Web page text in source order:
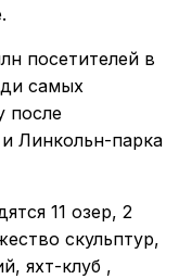
посетителей в
самых
после
Линкольн-парка
11 озер, 2
скульптур,
яхт-клуб ,